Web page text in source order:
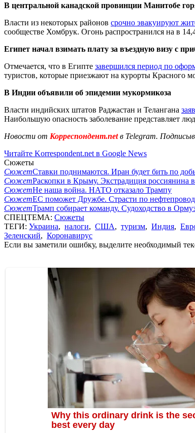
В центральной канадской провинции Манитобе
Власти из некоторых районов срочно эвакуируют
сообществе Хомбрук. Огонь распространился на в
Египет начал взимать плату за въездную визу с
Отмечается, что в Египте завершился период по
туристов, которые приезжают на курорты Красного
В Индии объявили об эпидемии мукормикоза
Власти индийских штатов Раджастан и Телангана
Наибольшую опасность заболевание представляет
Новости от Корреспондент.netв Telegram.
Читайте Korrespondent.net в Google News
Сюжеты
СюжетСтавки поднимаются. Иран будет бить по
СюжетРаскопки в Крыму. Экстрадиция россиянина
СюжетНе наша война. НАТО отказало Трампу
СюжетЕС поможет Дружбе. Страсти по
СюжетТрамп собирает команду. Судоходство в
СПЕЦТЕМА: Сюжеты
ТЕГИ: Украина, налоги, США, туризм, Индия,
Зеленский, Коронавирус
Если вы заметили ошибку, выделите необходимый